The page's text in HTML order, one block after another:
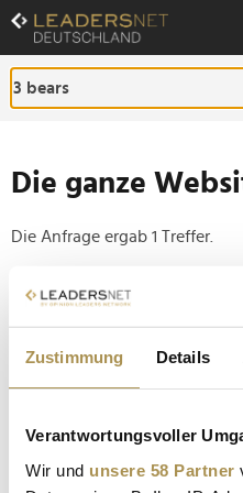
Zustimmung Details
Verantwortungsvoller
Wir und unsere 58 Partner
Zum
Inhalt
Zur
Fußzeilen-
Navigation
Die ganze
Die Anfrage ergab 1 Treffer.
Tipp
Setzen Sie die gesuchten
Anführungszeichen: zb
"Goldener Windbeutel
wieder die dreisteste